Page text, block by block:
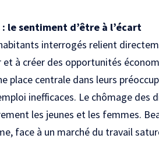
le sentiment d’être à l’écart
interrogés relient
et à créer des opportunités
place centrale dans leurs
inefficaces. Le chômage des
les jeunes et les femmes.
face à un marché du travail